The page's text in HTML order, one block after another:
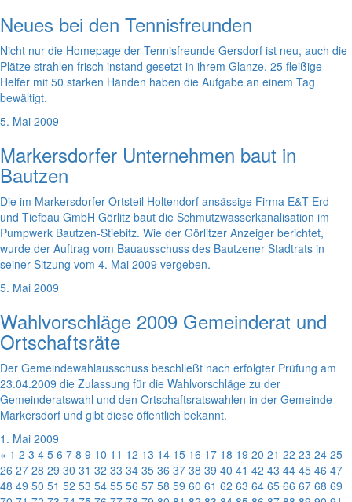
Neues bei den Tennisfreunden
Nicht nur die Homepage der Tennisfreunde Gersdorf ist neu, auch die
Plätze strahlen frisch instand gesetzt in ihrem Glanze. 25 fleißige
Helfer mit 50 starken Händen haben die Aufgabe an einem Tag
bewältigt.
5. Mai 2009
Markersdorfer Unternehmen baut in
Bautzen
Die im Markersdorfer Ortsteil Holtendorf ansässige Firma E&T Erd-
und Tiefbau GmbH Görlitz baut die Schmutzwasserkanalisation im
Pumpwerk Bautzen-Stiebitz. Wie der Görlitzer Anzeiger berichtet,
wurde der Auftrag vom Bauausschuss des Bautzener Stadtrats in
seiner Sitzung vom 4. Mai 2009 vergeben.
5. Mai 2009
Wahlvorschläge 2009 Gemeinderat und
Ortschaftsräte
Der Gemeindewahlausschuss beschließt nach erfolgter Prüfung am
23.04.2009 die Zulassung für die Wahlvorschläge zu der
Gemeinderatswahl und den Ortschaftsratswahlen in der Gemeinde
Markersdorf und gibt diese öffentlich bekannt.
1. Mai 2009
« 1 2 3 4 5 6 7 8 9 10 11 12 13 14 15 16 17 18 19 20 21 22 23 24 25
26 27 28 29 30 31 32 33 34 35 36 37 38 39 40 41 42 43 44 45 46 47
48 49 50 51 52 53 54 55 56 57 58 59 60 61 62 63 64 65 66 67 68 69